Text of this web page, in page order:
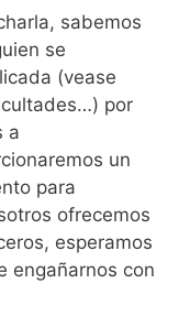
sabemos
se
(vease
por
a
un
para
ofrecemos
esperamos
engañarnos con